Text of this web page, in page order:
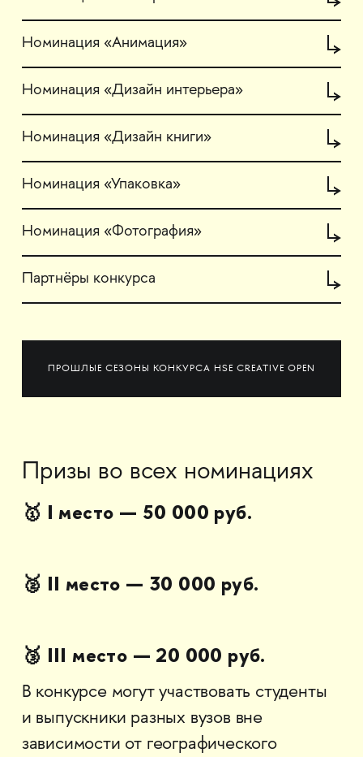
Номинация «Анимация»
Номинация «Дизайн интерьера»
Номинация «Дизайн книги»
Номинация «Упаковка»
Номинация «Фотография»
Партнёры конкурса
ПРОШЛЫЕ СЕЗОНЫ КОНКУРСА HSE CREATIVE OPEN
Призы во всех номинациях
🥇 I место — 50 000 руб.
🥈 II место — 30 000 руб.
🥉 III место — 20 000 руб.
В конкурсе могут участвовать студенты
и выпускники разных вузов вне
зависимости от географического